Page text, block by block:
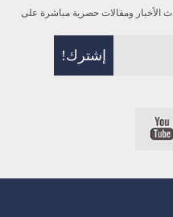
الأخبار ومقالات حصرية مباشرة على